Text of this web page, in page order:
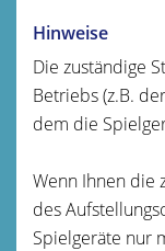
Hinweise
Die zuständige
Betriebs (z.B.
dem die
Wenn Ihnen die
des
Spielgeräte nur